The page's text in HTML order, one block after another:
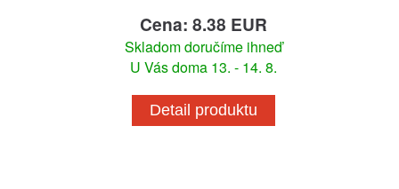
Cena: 8.38 EUR
Skladom doručíme ihneď
U Vás doma 13. - 14. 8.
Detail produktu